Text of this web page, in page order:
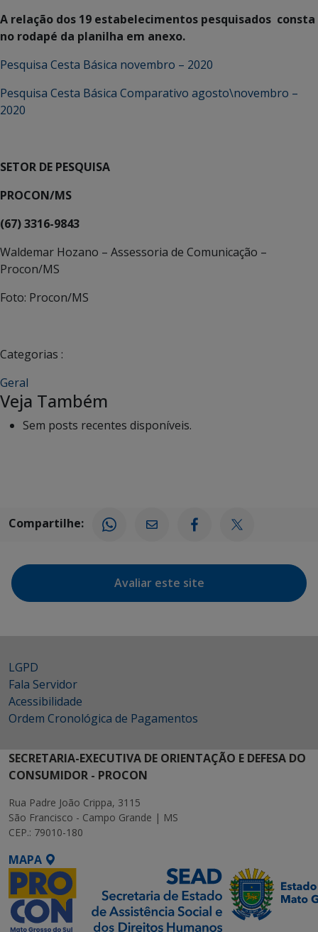
A relação dos 19 estabelecimentos pesquisados consta
no rodapé da planilha em anexo.
Pesquisa Cesta Básica novembro – 2020
Pesquisa Cesta Básica Comparativo agosto\novembro –
2020
SETOR DE PESQUISA
PROCON/MS
(67) 3316-9843
Waldemar Hozano – Assessoria de Comunicação –
Procon/MS
Foto: Procon/MS
Categorias :
Geral
Veja Também
Sem posts recentes disponíveis.
Compartilhe:
Avaliar este site
LGPD
Fala Servidor
Acessibilidade
Ordem Cronológica de Pagamentos
SECRETARIA-EXECUTIVA DE ORIENTAÇÃO E DEFESA DO
CONSUMIDOR - PROCON
Rua Padre João Crippa, 3115
São Francisco - Campo Grande | MS
CEP.: 79010-180
MAPA